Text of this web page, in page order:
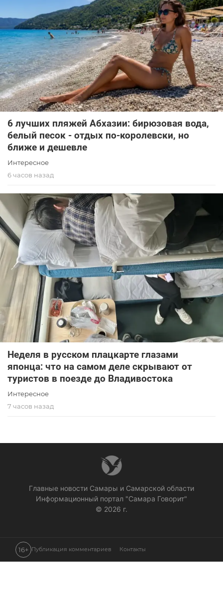
6 лучших пляжей Абхазии: бирюзовая вода,
белый песок - отдых по-королевски, но
ближе и дешевле
Интересное
6 часов назад
Неделя в русском плацкарте глазами
японца: что на самом деле скрывают от
туристов в поезде до Владивостока
Интересное
7 часов назад
Главные новости Самары и Самарской области
Информационный портал "Самара Говорит"
© 2026 г.
16+ Публикация комментариев Контакты